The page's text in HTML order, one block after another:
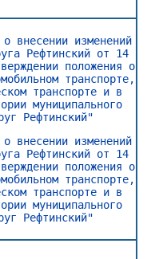
внесении изменений
Рефтинский от 14
положения о
транспорте,
транспорте и в
муниципального
Рефтинский"
внесении изменений
Рефтинский от 14
положения о
транспорте,
транспорте и в
муниципального
Рефтинский"